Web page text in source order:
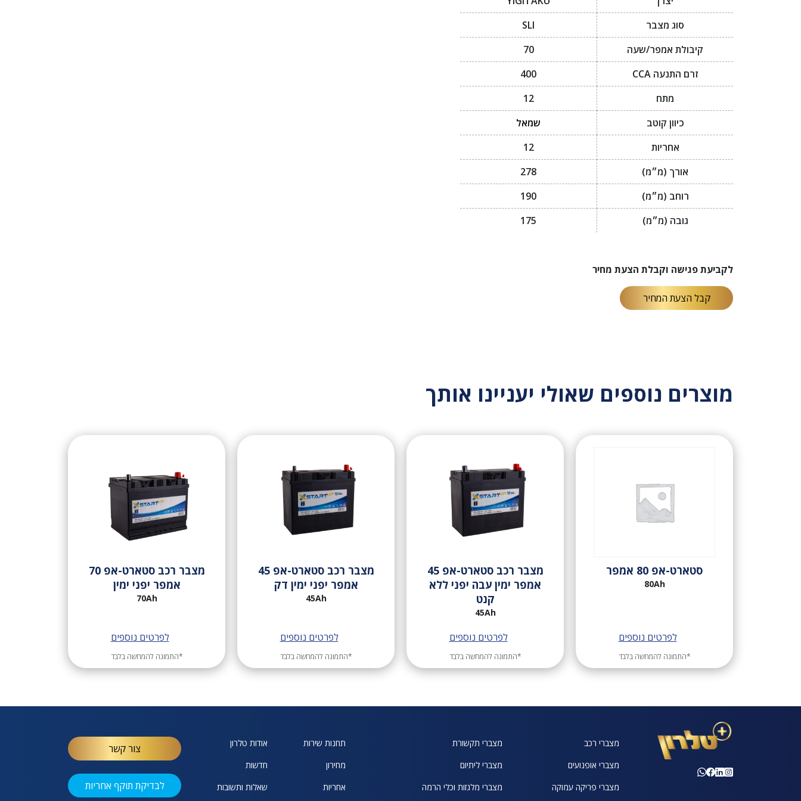
סוג מצבר
SLI
קיבולת אמפר/שעה
70
זרם התנעה CCA
400
מתח
12
כיוון קוטב
שמאל
אחריות
12
אורך (מ״מ)
278
רוחב (מ״מ)
190
גובה (מ״מ)
175
לקביעת פגישה וקבלת הצעת מחיר
קבל הצעת המחיר
מוצרים נוספים שאולי יעניינו אותך
סטארט-אפ 80 אמפר
לפרטים נוספים
*התמונה להמחשה בלבד
80Ah
מצבר רכב סטארט-אפ 45
אמפר ימין עבה יפני ללא
קנט
לפרטים נוספים
*התמונה להמחשה בלבד
45Ah
מצבר רכב סטארט-אפ 45
אמפר יפני ימין דק
לפרטים נוספים
*התמונה להמחשה בלבד
45Ah
מצבר רכב סטארט-אפ 70
אמפר יפני ימין
לפרטים נוספים
*התמונה להמחשה בלבד
70Ah
מצברי רכב
מצברי אופנועים
מצברי פריקה עמוקה
מצברי תקשורת
מצברי ליתיום
מצברי מלגזות וכלי הרמה
תחנות שירות
מחירון
אחריות
אודות טלרון
חדשות
שאלות ותשובות
צור קשר
לבדיקת תוקף אחריות